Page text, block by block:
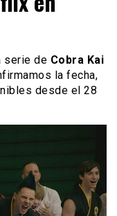
serie de Cobra Kai
la fecha,
desde el 28